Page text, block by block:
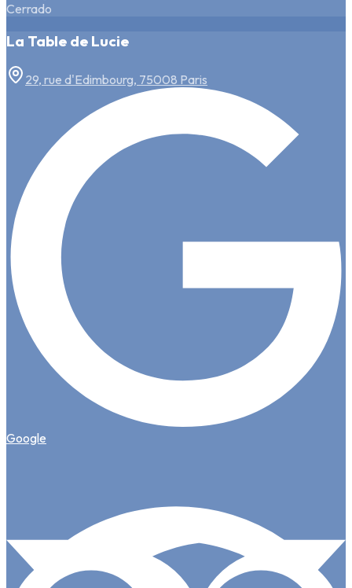
Cerrado
La Table de Lucie
29, rue d'Edimbourg, 75008 Paris
Google